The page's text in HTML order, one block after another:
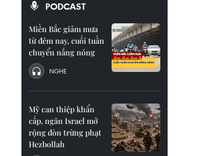
PODCAST
Miền Bắc giảm mưa
từ đêm nay, cuối tuần
chuyển nắng nóng
NGHE
Mỹ can thiệp khẩn
cấp, ngăn Israel mở
rộng đòn trừng phạt
Hezbollah